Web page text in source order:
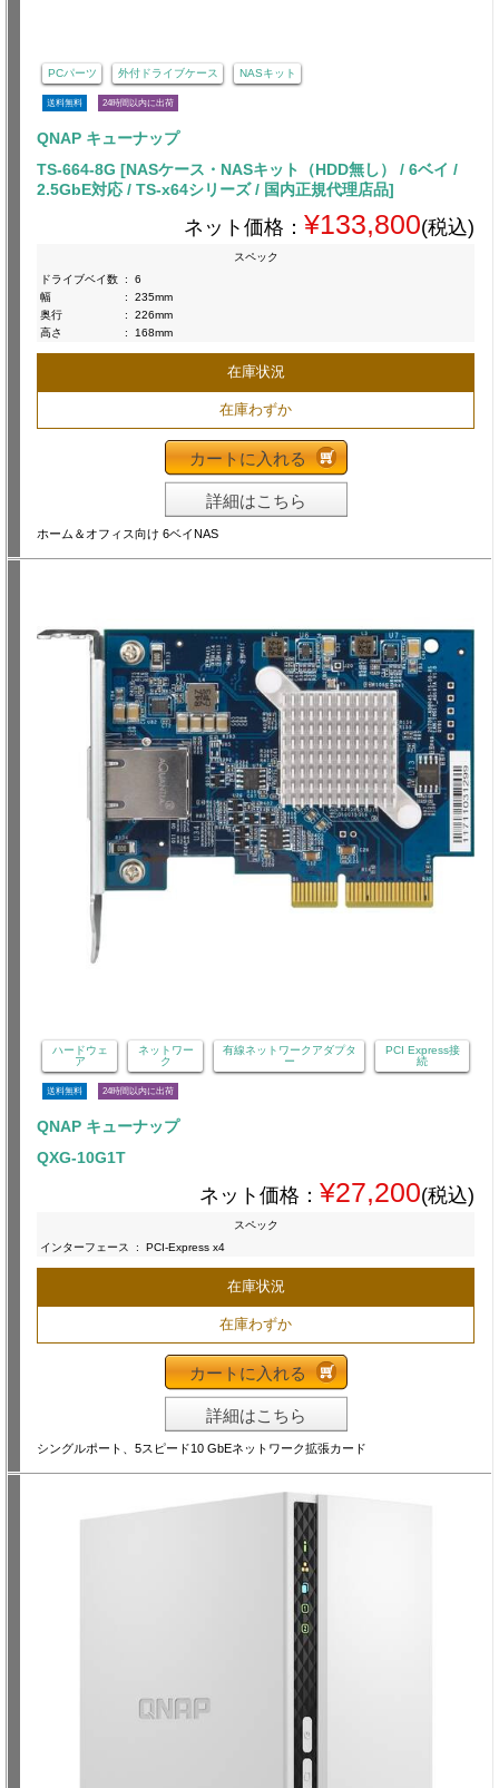
PCパーツ 外付ドライブケース NASキット
送料無料 24時間以内に出荷
QNAP キューナップ
TS-664-8G [NASケース・NASキット（HDD無し） / 6ベイ /
2.5GbE対応 / TS-x64シリーズ / 国内正規代理店品]
ネット価格： ¥133,800(税込)
スペック
ドライブベイ数 :
6
幅
:
235mm
奥行
:
226mm
高さ
: 168mm
在庫状況
在庫わずか
カートに入れる
詳細はこちら
ホーム＆オフィス向け 6ベイNAS
ハードウェ
ア
ネットワー
ク
有線ネットワークアダプタ
ー
PCI Express接
続
送料無料 24時間以内に出荷
QNAP キューナップ
QXG-10G1T
ネット価格： ¥27,200(税込)
スペック
インターフェース
: PCI-Express x4
在庫状況
在庫わずか
カートに入れる
詳細はこちら
シングルポート、5スピード10 GbEネットワーク拡張カード